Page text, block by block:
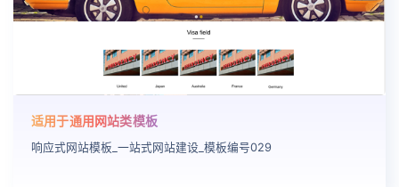
适用于通用网站类模板
响应式网站模板_一站式网站建设_模板编号029